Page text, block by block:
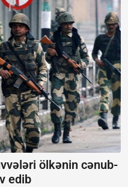
ölkənin cənub-
edib